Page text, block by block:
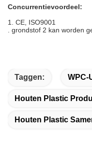
Concurrentievoordeel:
1. CE, ISO9001
. grondstof 2 kan worden
Taggen: WPC-
Houten Plastic
Houten Plastic